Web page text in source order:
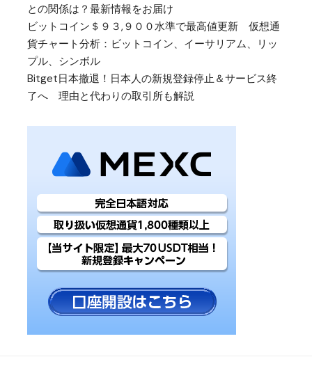
との関係は？最新情報をお届け
ビットコイン＄９３,９００水準で最高値更新 仮想通
貨チャート分析：ビットコイン、イーサリアム、リッ
プル、シンボル
Bitget日本撤退！日本人の新規登録停止＆サービス終
了へ 理由と代わりの取引所も解説